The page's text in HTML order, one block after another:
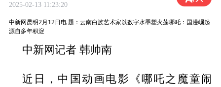
2025-02-13 11:23:20
中新网昆明2月12日电 题：云南白族艺术家以数字水墨塑火莲哪吒：国漫崛起
源自多年积淀
中新网记者 韩帅南
近日，中国动画电影《哪吒之魔童闹